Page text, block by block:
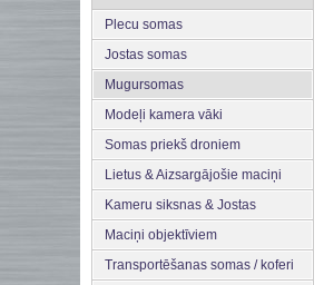
Plecu somas
Jostas somas
Mugursomas
Modeļi kamera vāki
Somas priekš droniem
Lietus & Aizsargājošie maciņi
Kameru siksnas & Jostas
Maciņi objektīviem
Transportēšanas somas / koferi